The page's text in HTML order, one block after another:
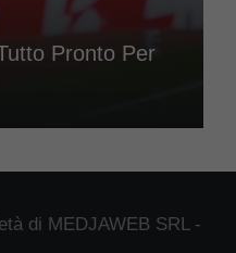
Pronto Per
di MEDJAWEB SRL -